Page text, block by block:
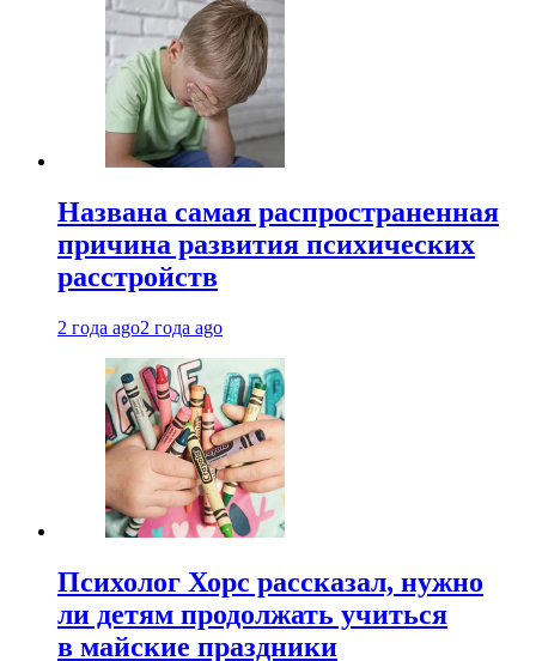
Названа самая распространенная
причина развития психических
расстройств
2 года ago2 года ago
Психолог Хорс рассказал, нужно
ли детям продолжать учиться
в майские праздники